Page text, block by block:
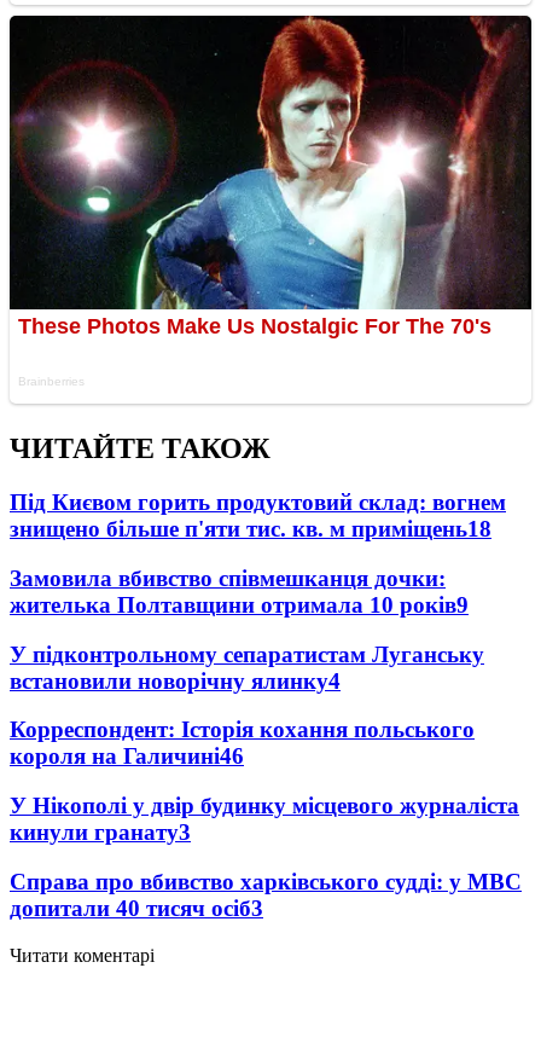
ЧИТАЙТЕ ТАКОЖ
Під Києвом горить продуктовий склад: вогнем
знищено більше п'яти тис. кв. м приміщень18
Замовила вбивство співмешканця дочки:
жителька Полтавщини отримала 10 років9
У підконтрольному сепаратистам Луганську
встановили новорічну ялинку4
Корреспондент: Історія кохання польського
короля на Галичині46
У Нікополі у двір будинку місцевого журналіста
кинули гранату3
Справа про вбивство харківського судді: у МВС
допитали 40 тисяч осіб3
Читати коментарі